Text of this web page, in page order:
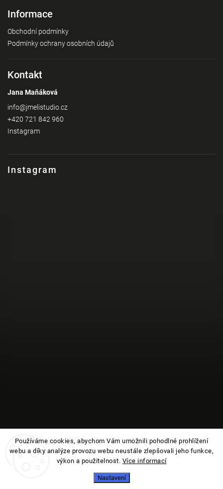
Používáme cookies, abychom Vám umožnili pohodlné prohlížení
webu a díky analýze provozu webu neustále zlepšovali jeho funkce,
výkon a použitelnost. Více informací
Nastavení
Informace
Obchodní podmínky
Podmínky ochrany osobních údajů
Instagram
Sledovat na Instagramu
Kontakt
Jana Maňáková
info@jmelistudio.cz
+420 721 842 960
Instagram
Jmelí. Všechna práva vyhrazena.